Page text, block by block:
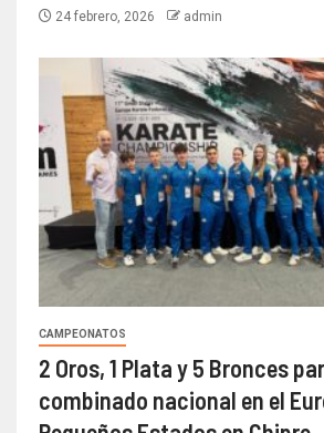
24 febrero, 2026 admin
CAMPEONATOS
2 Oros, 1 Plata y 5 Bronces
combinado nacional en el